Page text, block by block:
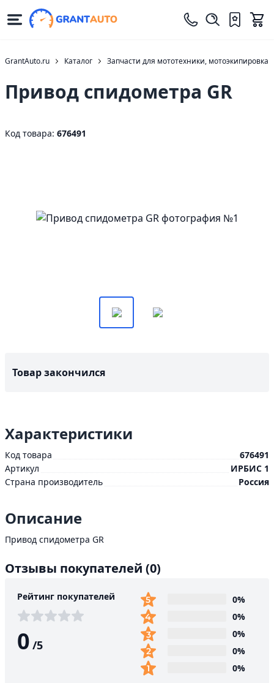
GrantAuto.ru Каталог Запчасти для мототехники, мотоэкипировка
Привод спидометра GR
Код товара: 676491
Товар закончился
Характеристики
Код товара
676491
Артикул
ИРБИС 1
Страна производитель
Россия
Описание
Привод спидометра GR
Отзывы покупателей (0)
Рейтинг покупателей
0 /5
0%
0%
0%
0%
0%